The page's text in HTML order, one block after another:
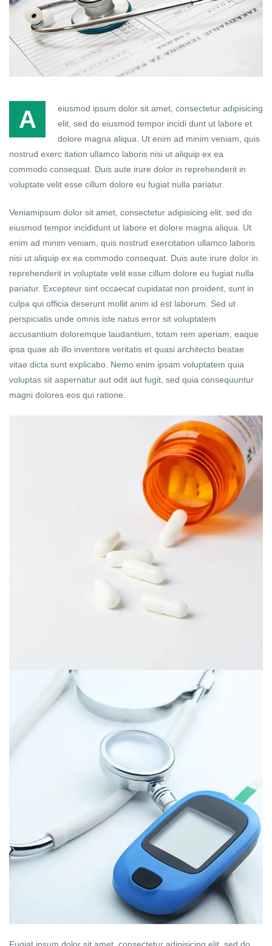
A
eiusmod ipsum dolor sit amet, consectetur adipisicing
elit, sed do eiusmod tempor incidi dunt ut labore et
dolore magna aliqua. Ut enim ad minim veniam, quis
nostrud exerc itation ullamco laboris nisi ut aliquip ex ea
commodo consequat. Duis aute irure dolor in reprehenderit in
voluptate velit esse cillum dolore eu fugiat nulla pariatur.
Veniamipsum dolor sit amet, consectetur adipisicing elit, sed do
eiusmod tempor incididunt ut labore et dolore magna aliqua. Ut
enim ad minim veniam, quis nostrud exercitation ullamco laboris
nisi ut aliquip ex ea commodo consequat. Duis aute irure dolor in
reprehenderit in voluptate velit esse cillum dolore eu fugiat nulla
pariatur. Excepteur sint occaecat cupidatat non proident, sunt in
culpa qui officia deserunt mollit anim id est laborum. Sed ut
perspiciatis unde omnis iste natus error sit voluptatem
accusantium doloremque laudantium, totam rem aperiam, eaque
ipsa quae ab illo inventore veritatis et quasi architecto beatae
vitae dicta sunt explicabo. Nemo enim ipsam voluptatem quia
voluptas sit aspernatur aut odit aut fugit, sed quia consequuntur
magni dolores eos qui ratione.